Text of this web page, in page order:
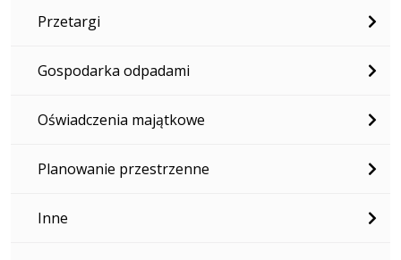
Przetargi
Gospodarka odpadami
Oświadczenia majątkowe
Planowanie przestrzenne
Inne